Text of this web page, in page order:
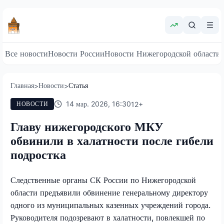
Все новостиНовости РоссииНовости Нижегородской области
Главная>Новости>Статья
НОВОСТИ 14 мар. 2026, 16:3012+
Главу нижегородского МКУ
обвинили в халатности после гибели
подростка
Следственные органы СК России по Нижегородской
области предъявили обвинение генеральному директору
одного из муниципальных казенных учреждений города.
Руководителя подозревают в халатности, повлекшей по